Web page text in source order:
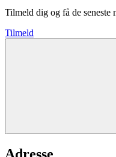
Tilmeld dig og få de seneste
Tilmeld